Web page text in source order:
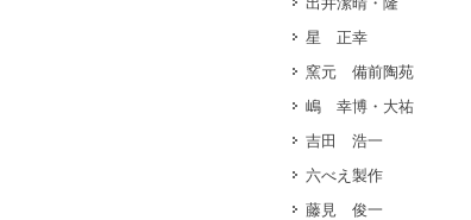
星 正幸
窯元 備前陶苑
嶋 幸博・大祐
吉田 浩一
六べえ製作
藤見 俊一